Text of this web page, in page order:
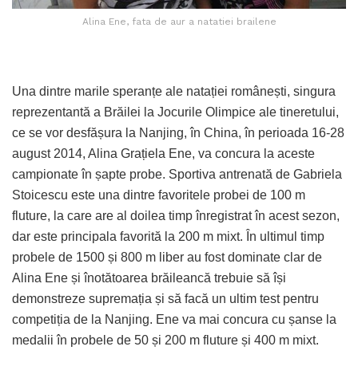
Alina Ene, fata de aur a natatiei brailene
Una dintre marile speranțe ale natației românești, singura
reprezentantă a Brăilei la Jocurile Olimpice ale tineretului,
ce se vor desfășura la Nanjing, în China, în perioada 16-28
august 2014, Alina Grațiela Ene, va concura la aceste
campionate în șapte probe. Sportiva antrenată de Gabriela
Stoicescu este una dintre favoritele probei de 100 m
fluture, la care are al doilea timp înregistrat în acest sezon,
dar este principala favorită la 200 m mixt. În ultimul timp
probele de 1500 și 800 m liber au fost dominate clar de
Alina Ene și înotătoarea brăileancă trebuie să își
demonstreze supremația și să facă un ultim test pentru
competiția de la Nanjing. Ene va mai concura cu șanse la
medalii în probele de 50 și 200 m fluture și 400 m mixt.